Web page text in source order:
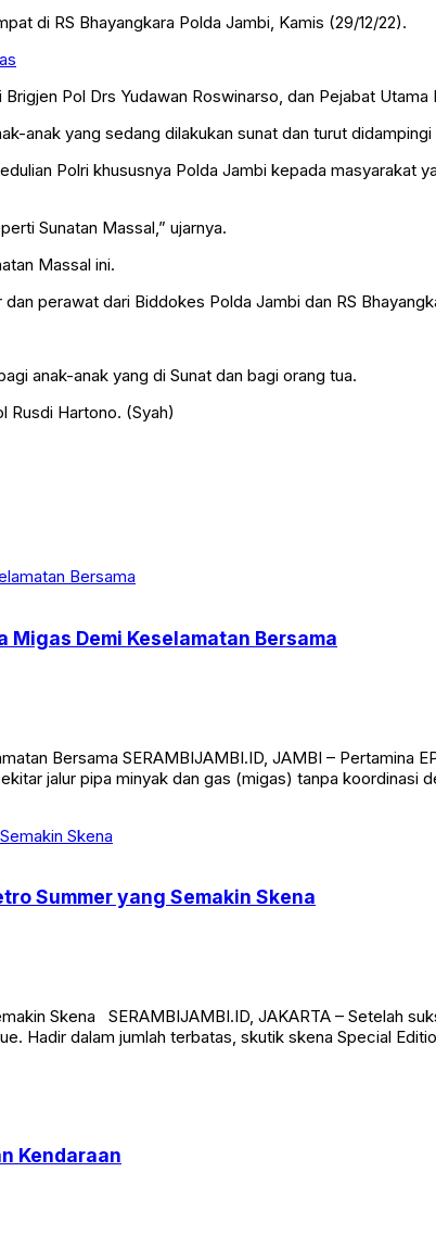
di RS Bhayangkara Polda Jambi, Kamis (29/12/22).
Pol Drs Yudawan Roswinarso, dan Pejabat Utama
anak yang sedang dilakukan sunat dan turut
Polri khususnya Polda Jambi kepada masyarakat
Sunatan Massal,” ujarnya.
Massal ini.
perawat dari Biddokes Polda Jambi dan RS
anak-anak yang di Sunat dan bagi orang tua.
Rusdi Hartono. (Syah)
Demi Keselamatan Bersama
Bersama SERAMBIJAMBI.ID, JAMBI – Pertamina
jalur pipa minyak dan gas (migas) tanpa koordinasi
Summer yang Semakin Skena
Skena SERAMBIJAMBI.ID, JAKARTA – Setelah
Hadir dalam jumlah terbatas, skutik skena Special
Kendaraan